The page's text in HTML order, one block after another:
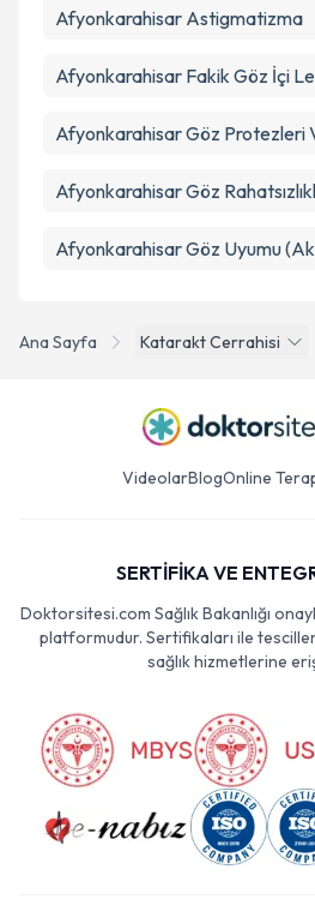
Ana Sayfa Katarakt Cerrahisi
Afyonkarahisar Astigmatizma
Afyonkarahisar Fakik Göz İçi
Afyonkarahisar Göz Protezleri
Afyonkarahisar Göz
Afyonkarahisar Göz Uyumu
VideolarBlogOnline
SERTİFİKA VE
Doktorsitesi.com Sağlık Bakanlığı
platformudur. Sertifikaları ile
sağlık hizmetlerine